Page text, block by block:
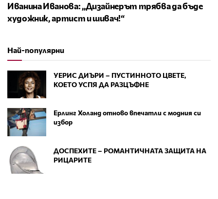
Иванина Иванова: „Дизайнерът трябва да бъде
художник, артист и шивач!“
Най-популярни
УЕРИС ДИЪРИ – ПУСТИННОТО ЦВЕТЕ,
КОЕТО УСПЯ ДА РАЗЦЪФНЕ
Ерлинг Холанд отново впечатли с модния си
избор
ДОСПЕХИТЕ – РОМАНТИЧНАТА ЗАЩИТА НА
РИЦАРИТЕ